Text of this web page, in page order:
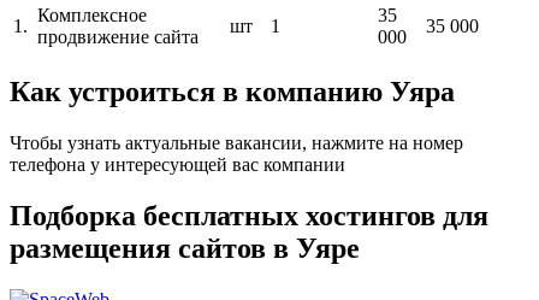
1.
Комплексное
продвижение сайта
шт 1
35
000
35 000
Как устроиться в компанию Уяра
Чтобы узнать актуальные вакансии, нажмите на номер
телефона у интересующей вас компании
Подборка бесплатных хостингов для
размещения сайтов в Уяре